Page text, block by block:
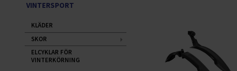
VINTERSPORT
KLÄDER
SKOR
ELCYKLAR FÖR
VINTERKÖRNING